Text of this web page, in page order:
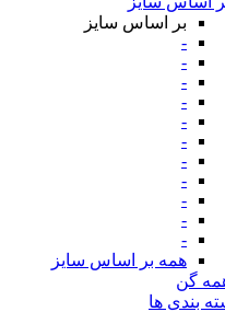
بر اساس سایز
-
-
-
-
-
-
-
-
-
-
-
همه بر اساس سایز
گن
بندی ها